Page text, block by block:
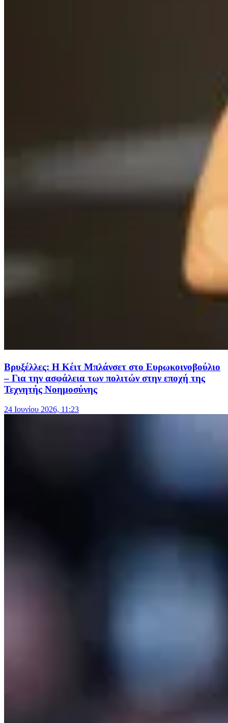
Βρυξέλλες: Η Κέιτ Μπλάνσετ στο Ευρωκοινοβούλιο
– Για την ασφάλεια των πολιτών στην εποχή της
Τεχνητής Νοημοσύνης
24 Ιουνίου 2026, 11:23